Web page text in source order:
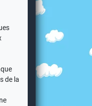
de la